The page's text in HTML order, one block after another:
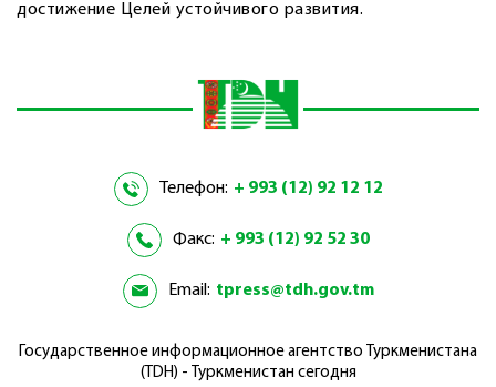
достижение Целей устойчивого развития.
Телефон: + 993 (12) 92 12 12
Факс: + 993 (12) 92 52 30
Email: tpress@tdh.gov.tm
Государственное информационное агентство Туркменистана
(TDH) - Туркменистан сегодня